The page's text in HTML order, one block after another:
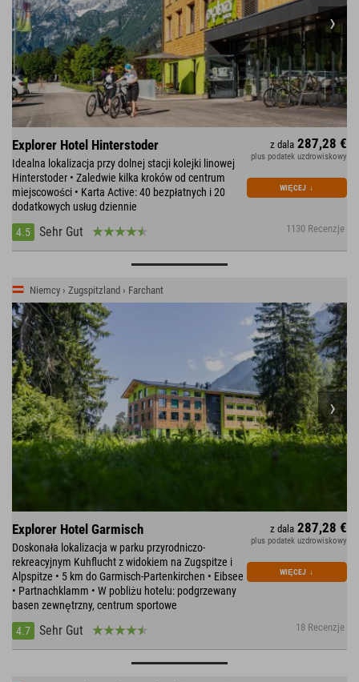
Explorer Hotel Hinterstoder
Idealna lokalizacja przy dolnej stacji kolejki linowej
Hinterstoder • Zaledwie kilka kroków od centrum
miejscowości • Karta Active: 40 bezpłatnych i 20
dodatkowych usług dziennie
4.5
Sehr Gut 1130 Recenzje
z dala 287,28 €
plus podatek uzdrowiskowy
WIĘCEJ ↓
Niemcy › Zugspitzland › Farchant
Explorer Hotel Garmisch
Doskonała lokalizacja w parku przyrodniczo-
rekreacyjnym Kuhflucht z widokiem na Zugspitze i
Alpspitze • 5 km do Garmisch-Partenkirchen • Eibsee
• Partnachklamm • W pobliżu hotelu: podgrzewany
basen zewnętrzny, centrum sportowe
4.7
Sehr Gut 18 Recenzje
z dala 287,28 €
plus podatek uzdrowiskowy
WIĘCEJ ↓